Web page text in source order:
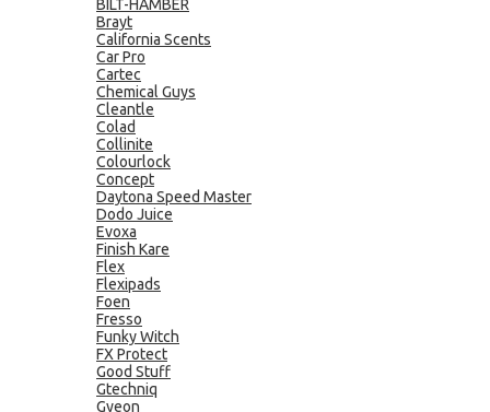
BILT-HAMBER
Brayt
California Scents
Car Pro
Cartec
Chemical Guys
Cleantle
Colad
Collinite
Colourlock
Concept
Daytona Speed Master
Dodo Juice
Evoxa
Finish Kare
Flex
Flexipads
Foen
Fresso
Funky Witch
FX Protect
Good Stuff
Gtechniq
Gyeon